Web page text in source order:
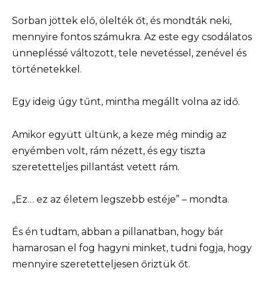
Sorban jöttek elő, ölelték őt, és mondták neki,
mennyire fontos számukra. Az este egy csodálatos
ünnepléssé változott, tele nevetéssel, zenével és
történetekkel.
Egy ideig úgy tűnt, mintha megállt volna az idő.
Amikor együtt ültünk, a keze még mindig az
enyémben volt, rám nézett, és egy tiszta
szeretetteljes pillantást vetett rám.
„Ez… ez az életem legszebb estéje” – mondta.
És én tudtam, abban a pillanatban, hogy bár
hamarosan el fog hagyni minket, tudni fogja, hogy
mennyire szeretetteljesen őriztük őt.